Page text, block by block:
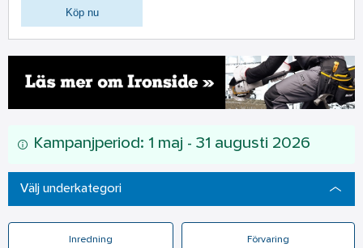
Köp nu
Kampanjperiod: 1 maj - 31 augusti 2026
Välj underkategori
Inredning Förvaring